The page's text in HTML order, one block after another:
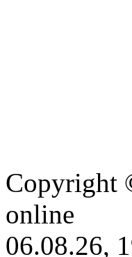
Copyright
online
06.08.26,